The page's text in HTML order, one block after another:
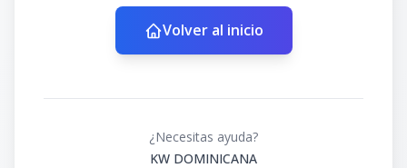
Volver al inicio
¿Necesitas ayuda?
KW DOMINICANA